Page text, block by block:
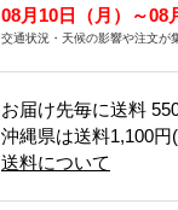
08月10日（月）～08
交通状況・天候の影響や注文が
お届け先毎に送料
沖縄県は送料1,100円
送料について